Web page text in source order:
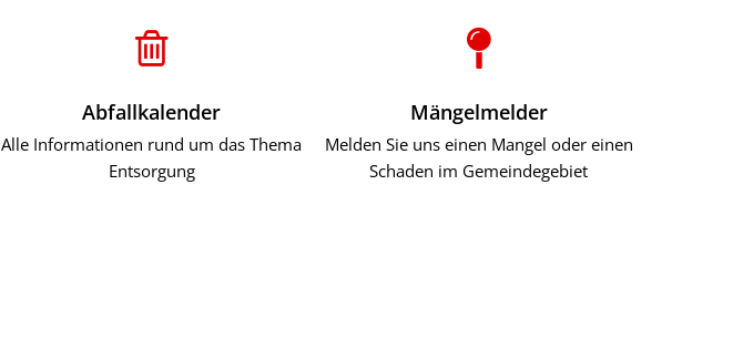
Abfallkalender
Alle Informationen rund um das Thema
Entsorgung
Mängelmelder
Melden Sie uns einen Mangel oder einen
Schaden im Gemeindegebiet